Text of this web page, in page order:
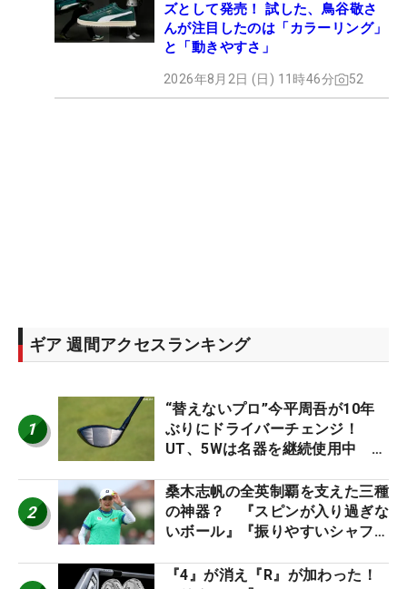
ズとして発売！ 試した、鳥谷敬さ
んが注目したのは「カラーリング」
と「動きやすさ」
2026年8月2日 (日) 11時46分 52
ギア 週間アクセスランキング
1
“替えないプロ”今平周吾が10年
ぶりにドライバーチェンジ！
UT、5Wは名器を継続使用中 #
2
桑木志帆の全英制覇を支えた三種
の神器？ 『スピンが入り過ぎな
いボール』『振りやすいシャフ
ー』 #女子プロセッティング
『4』が消え『R』が加わった！